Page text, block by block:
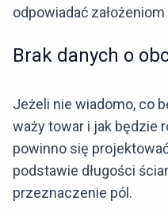
odpowiadać
Brak danych o
Jeżeli nie wiadomo, co
waży towar i jak będzie
powinno się
podstawie długości
przeznaczenie pól.